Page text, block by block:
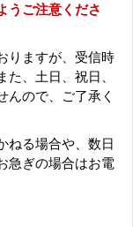
うご注意くださ
りますが、受信時
、土日、祝日、
んので、ご了承く
ねる場合や、数日
急ぎの場合はお電